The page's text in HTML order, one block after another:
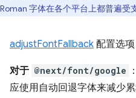
Roman 字体在各个平台上都普遍受
adjustFontFallback 配置选项
对于 @next/font/google
应使用自动回退字体来减少